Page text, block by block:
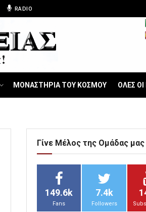
RADIO
ΜΟΝΑΣΤΗΡΙΑ ΤΟΥ ΚΟΣΜΟΥ ΟΛΕΣ
Γίνε Μέλος της Ομάδας μας
149.6k
Fans
7.4k
Followers